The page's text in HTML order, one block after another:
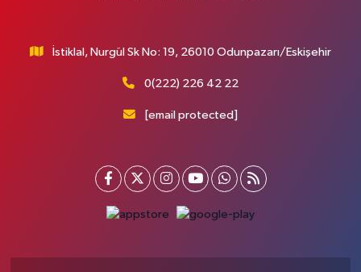
İstiklal, Nurgül Sk No: 19, 26010 Odunpazarı/Eskişehir
0(222) 226 42 22
[email protected]